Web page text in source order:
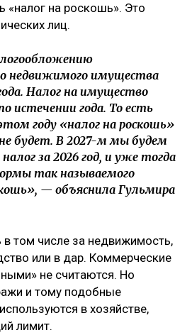
«налог на роскошь». Это
лиц.
недвижимого имущества
Налог на имущество
истечении года. То есть
году «налог на роскошь»
будет. В 2027-м мы будем
за 2026 год, и уже тогда
так называемого
— объяснила Гульмира
в том числе за недвижимость,
или в дар. Коммерческие
не считаются. Но
и тому подобные
в хозяйстве,
лимит.